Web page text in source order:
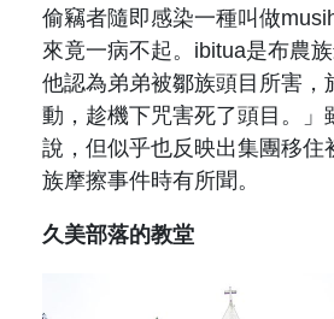
偷竊者隨即感染一種叫做
來竟一病不起。ibitua是布農
他認為弟弟被鄒族頭目所害，
動，趁機下咒害死了頭目。」
說，但似乎也反映出集團移住
族摩擦事件時有所聞。
久美部落的教堂